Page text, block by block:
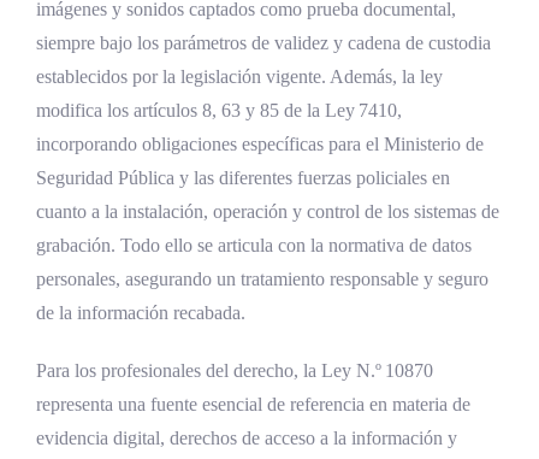
¿Cómo cambia la imagen y los uniformes de
la Fuerza Pública?
¿Cómo se financian estas cámaras?
¿Cómo se relaciona esta ley con la
protección de datos personales?
imágenes y sonidos captados como prueba documental,
siempre bajo los parámetros de validez y cadena de custodia
establecidos por la legislación vigente. Además, la ley
modifica los artículos 8, 63 y 85 de la Ley 7410,
incorporando obligaciones específicas para el Ministerio de
Seguridad Pública y las diferentes fuerzas policiales en
cuanto a la instalación, operación y control de los sistemas de
grabación. Todo ello se articula con la normativa de datos
personales, asegurando un tratamiento responsable y seguro
de la información recabada.
Para los profesionales del derecho, la Ley N.º 10870
representa una fuente esencial de referencia en materia de
evidencia digital, derechos de acceso a la información y